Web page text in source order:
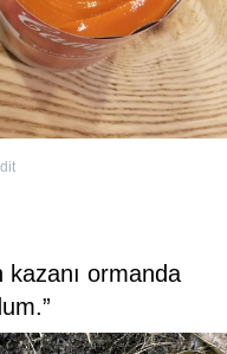
kazanı ormanda